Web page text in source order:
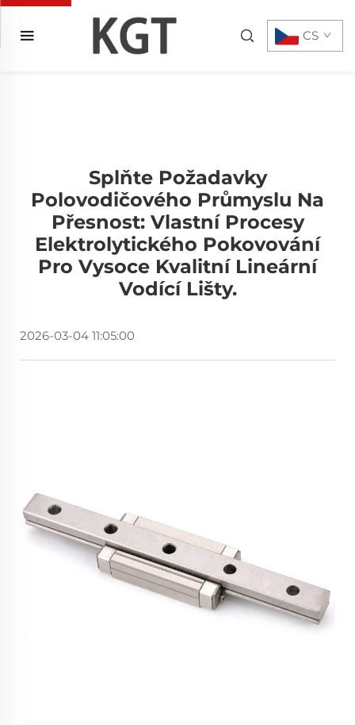
CS
Splňte Požadavky
Polovodičového Průmyslu Na
Přesnost: Vlastní Procesy
Elektrolytického Pokovování
Pro Vysoce Kvalitní Lineární
Vodící Lišty.
2026-03-04 11:05:00